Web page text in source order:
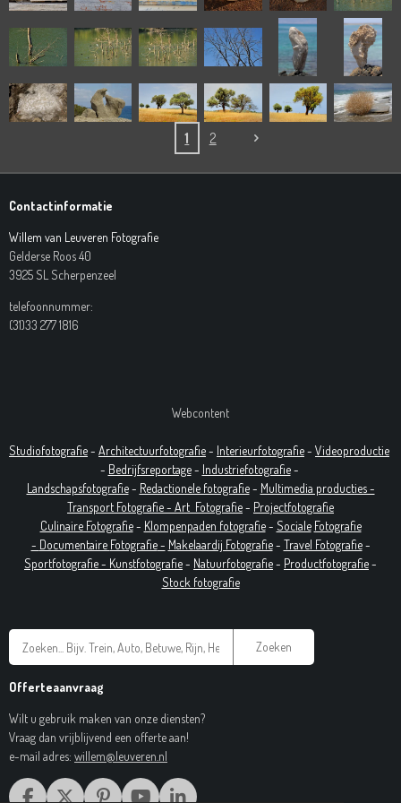
1 2
Contactinformatie
Willem van Leuveren Fotografie
Gelderse Roos 40
3925 SL Scherpenzeel
telefoonnummer:
(31)33 277 1816
Webcontent
Studiofotografie- Architectuurfotografie- Interieurfotografie- Videoproductie
- Bedrijfsreportage- Industriefotografie-
Landschapsfotografie- Redactionele fotografie- Multimedia producties -
Transport Fotografie - Art Fotografie- Projectfotografie
Culinaire Fotografie- Klompenpaden fotografie- Sociale Fotografie
- Documentaire Fotografie- Makelaardij Fotografie- Travel Fotografie-
Sportfotografie - Kunstfotografie- Natuurfotografie- Productfotografie-
Stock fotografie
Zoeken
Offerteaanvraag
Wilt u gebruik maken van onze diensten?
Vraag dan vrijblijvend een offerte aan!
e-mail adres: willem@leuveren.nl